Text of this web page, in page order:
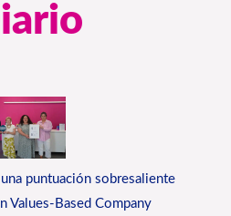
puntuación sobresaliente
Values-Based Company